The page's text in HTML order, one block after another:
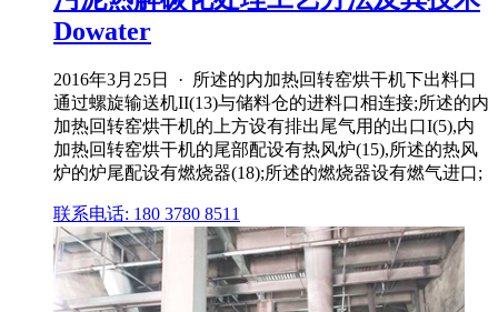
Dowater
2016年3月25日 · 所述的内加热回转窑烘干机下出料口
通过螺旋输送机II(13)与储料仓的进料口相连接;所述的内
加热回转窑烘干机的上方设有排出尾气用的出口I(5),内
加热回转窑烘干机的尾部配设有热风炉(15),所述的热风
炉的炉尾配设有燃烧器(18);所述的燃烧器设有燃气进口;
联系电话: 180 3780 8511